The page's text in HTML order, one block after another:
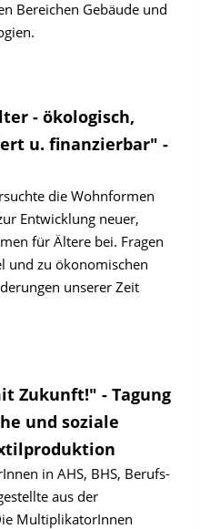
Bereichen Gebäude und
- ökologisch,
u. finanzierbar" -
die Wohnformen
Entwicklung neuer,
für Ältere bei. Fragen
und zu ökonomischen
unserer Zeit
Zukunft!" - Tagung
und soziale
in AHS, BHS, Berufs-
aus der
MultiplikatorInnen